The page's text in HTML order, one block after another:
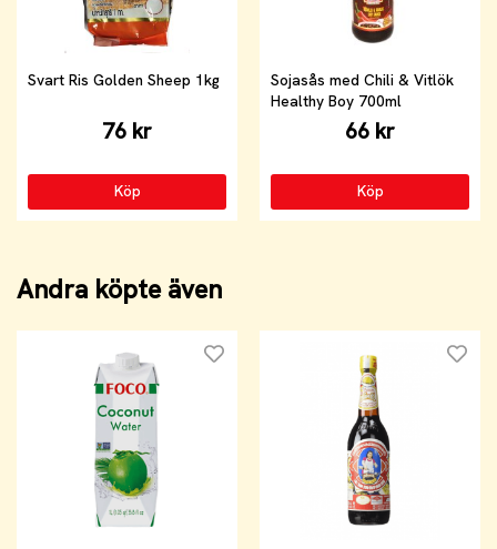
Svart Ris Golden Sheep 1kg
76 kr
Köp
Sojasås med Chili & Vitlök
Healthy Boy 700ml
66 kr
Köp
Andra köpte även